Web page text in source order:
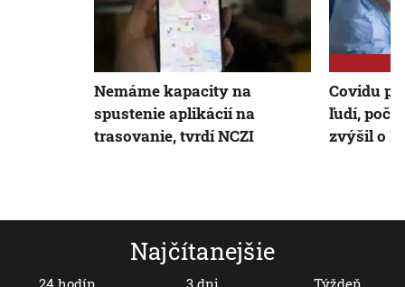
Najčítanejšie
24 hodín 3 dni Týždeň
Nemáme kapacity na
spustenie aplikácií na
trasovanie, tvrdí NCZI
Covidu
ľudí,
zvýšil o